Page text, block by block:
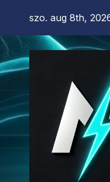
content
szo. aug 8th,